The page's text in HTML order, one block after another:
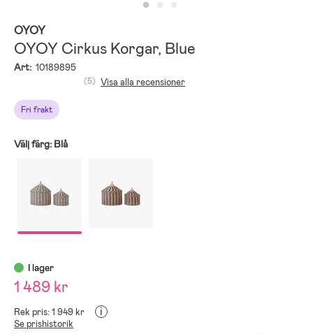
OYOY
OYOY Cirkus Korgar, Blue
Art: 10189895
Fri frakt
(5) Visa alla recensioner
Välj färg: Blå
I lager
1 489 kr
Rek pris: 1 949 kr i
Se prishistorik